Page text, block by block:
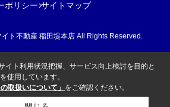
ポリシー サイトマップ
ト不動産 稲田堤本店 All Rights Reserved.
イト利用状況把握、サービス向上検討を目的と
使用しています。
取扱いについて」 をご確認ください。